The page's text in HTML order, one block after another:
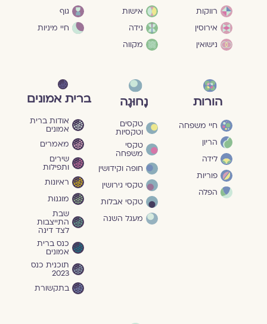
רווקות
אירוסין
נישואין
אישות
נידה
מקווה
גוף
חיי מיניות
הורות
חיי משפחה
הריון
לידה
פוריות
הפלה
נָחוּגָה
טקסים
וטקסיות
טקסי
משפחה
חופה וקידושין
טקסי גירושין
טקסי אבלות
מעגל השנה
ברית אמונים
אודות ברית
אמונים
מאמרים
שירים
ותפילות
ראיונות
מוגנוּת
שבת
התייצבות
לצד דינה
כנס ברית
אמונים
תוכנית כנס
2023
בתקשורת